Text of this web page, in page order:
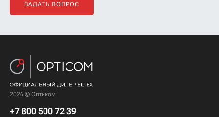
ЗАДАТЬ ВОПРОС
2026 © Оптиком
+7 800 500 72 39